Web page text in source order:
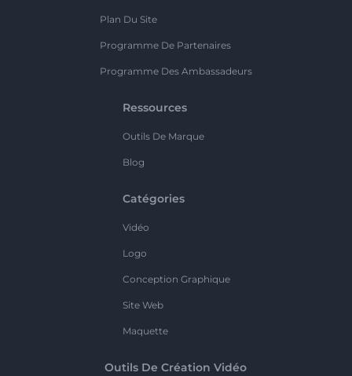
Plan Du Site
Programme De Partenaires
Programme Des Ambassadeurs
Ressources
Outils De Marque
Blog
Catégories
Vidéo
Logo
Conception Graphique
Site Web
Maquette
Outils De Création Vidéo